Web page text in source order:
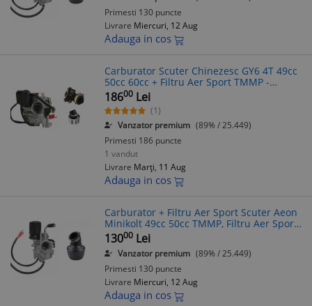
Primesti 130 puncte
Livrare Miercuri, 12 Aug
Adauga in cos
Carburator Scuter Chinezesc GY6 4T 49cc
50cc 60cc + Filtru Aer Sport TMMP -
Carburator Complet
18600 Lei
(1)
Vanzator premium (89% / 25.449)
Primesti 186 puncte
1 vandut
Livrare Marți, 11 Aug
Adauga in cos
Carburator + Filtru Aer Sport Scuter Aeon
Minikolt 49cc 50cc TMMP, Filtru Aer Sport
Scuter 2T/4T
13000 Lei
Vanzator premium (89% / 25.449)
Primesti 130 puncte
Livrare Miercuri, 12 Aug
Adauga in cos